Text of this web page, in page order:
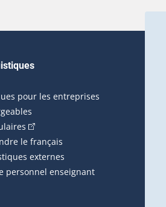
une nouvelle fenêtre.)
pour les entreprises
(Cet hyperlien externe s'ouvrira
le français
externes
personnel enseignant